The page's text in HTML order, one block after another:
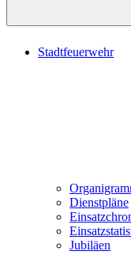
Stadtfeuerwehr
Dienstpläne
Jubiläen